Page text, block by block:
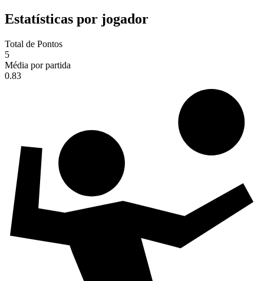
Estatísticas por jogador
Total de Pontos
5
Média por partida
0.83